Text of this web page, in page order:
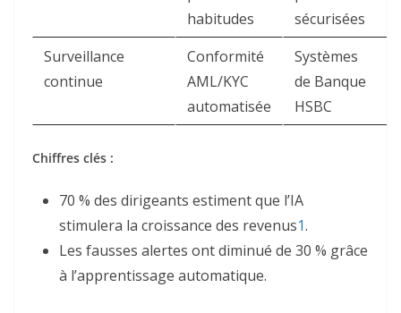
habitudes
sécurisées
Surveillance
continue
Conformité
AML/KYC
automatisée
Systèmes
de Banque
HSBC
Chiffres clés :
70 % des dirigeants estiment que l’IA
stimulera la croissance des revenus1.
Les fausses alertes ont diminué de 30 % grâce
à l’apprentissage automatique.